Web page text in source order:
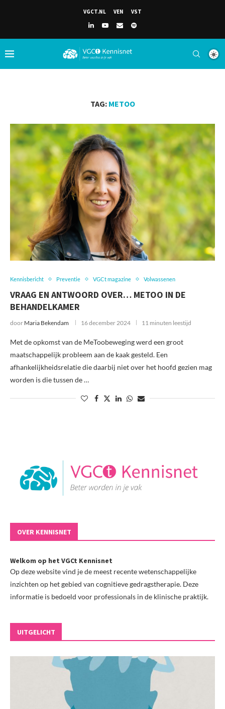
VGCT.NL VEN VST
TAG: METOO
Kennisbericht Preventie VGCt magazine Volwassenen
VRAAG EN ANTWOORD OVER… METOO IN DE
BEHANDELKAMER
door Maria Bekendam 16 december 2024 11 minuten leestijd
Met de opkomst van de MeToobeweging werd een groot
maatschappelijk probleem aan de kaak gesteld. Een
afhankelijkheidsrelatie die daarbij niet over het hoofd gezien mag
worden is die tussen de …
OVER KENNISNET
Welkom op het VGCt Kennisnet
Op deze website vind je de meest recente wetenschappelijke
inzichten op het gebied van cognitieve gedragstherapie. Deze
informatie is bedoeld voor professionals in de klinische praktijk.
UITGELICHT